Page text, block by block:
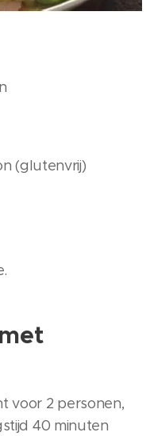
(glutenvrij)
voor 2 personen,
40 minuten